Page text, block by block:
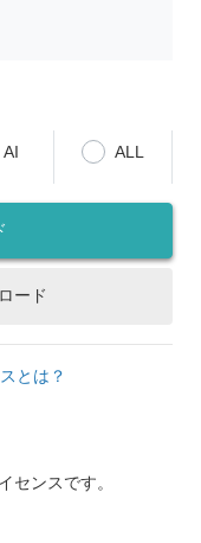
AI ALL
ード
とは？
センスです。